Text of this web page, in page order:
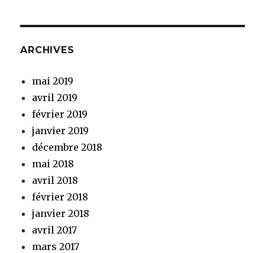
ARCHIVES
mai 2019
avril 2019
février 2019
janvier 2019
décembre 2018
mai 2018
avril 2018
février 2018
janvier 2018
avril 2017
mars 2017